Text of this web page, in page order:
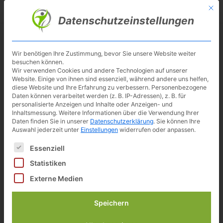
Skip
Besuche meinen Youtube-Kanal ▶︎
Ergometer und Indoor Cycle
richtig montieren
Wie kann ich Schäden und
Reklamationsaufwand durch eine gute Montage
Mit
Datenschutzeinstellungen
Wir benötigen Ihre Zustimmung, bevor Sie unsere Website weiter
besuchen können.
Wir verwenden Cookies und andere Technologien auf unserer
Website. Einige von ihnen sind essenziell, während andere uns helfen,
diese Website und Ihre Erfahrung zu verbessern. Personenbezogene
Daten können verarbeitet werden (z. B. IP-Adressen), z. B. für
personalisierte Anzeigen und Inhalte oder Anzeigen- und
Inhaltsmessung. Weitere Informationen über die Verwendung Ihrer
Daten finden Sie in unserer Datenschutzerklärung. Sie können Ihre
Auswahl jederzeit unter Einstellungen widerrufen oder anpassen.
Es folgt eine Liste der Service-Gruppen, für die eine
Essenziell
Statistiken
Externe Medien
Speichern